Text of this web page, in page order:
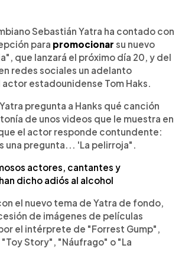
artículoSebastián Yatra ha contado con
para promocionar su nuevo
que lanzará el próximo día 20, y del
redes sociales un adelanto
estadounidense Tom Haks.
pregunta a Hanks qué canción
de unos videos que le muestra en
el actor responde contundente:
una pregunta... 'La pelirroja".
actores, cantantes y
dicho adiós al alcohol
el nuevo tema de Yatra de fondo,
de imágenes de películas
el intérprete de "Forrest Gump",
Story", "Náufrago" o "La